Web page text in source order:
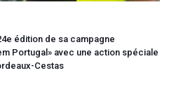
édition de sa campagne
Portugal» avec une action spéciale
Cestas